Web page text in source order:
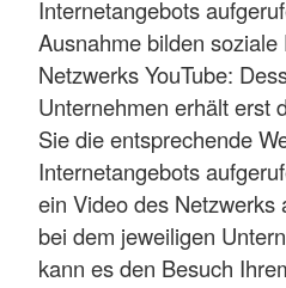
Internetangebots
Ausnahme bilden soziale
Netzwerks YouTube:
Unternehmen erhält erst
Sie die entsprechende
Internetangebots
ein Video des Netzwerks
bei dem jeweiligen
kann es den Besuch